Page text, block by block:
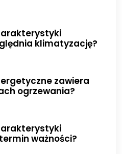
klimatyzację?
zawiera
ogrzewania?
ważności?